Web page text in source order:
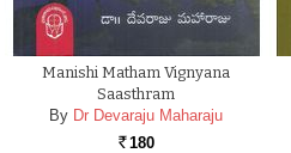
Manishi Matham Vignyana
Saasthram
By Dr Devaraju Maharaju
Rs. 180